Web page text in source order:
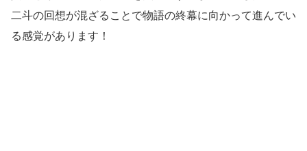
二斗の回想が混ざることで物語の終幕に向かって進んでい
る感覚があります！